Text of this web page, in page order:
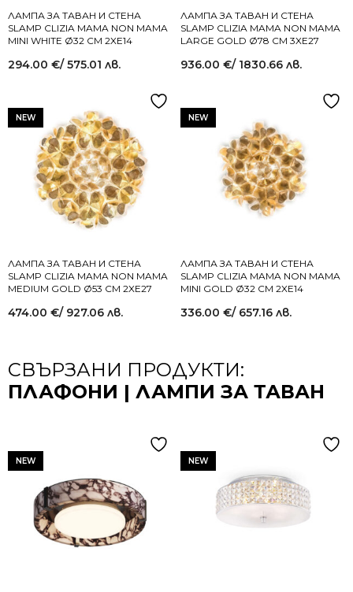
ЛАМПА ЗА ТАВАН И СТЕНА
SLAMP CLIZIA MAMA NON MAMA
MINI WHITE Ø32 СМ 2XE14
294.00 €/ 575.01 лв.
ЛАМПА ЗА ТАВАН И СТЕНА
SLAMP CLIZIA MAMA NON MAMA
LARGE GOLD Ø78 СМ 3XE27
936.00 €/ 1830.66 лв.
NEW
ЛАМПА ЗА ТАВАН И СТЕНА
SLAMP CLIZIA MAMA NON MAMA
MEDIUM GOLD Ø53 СМ 2XE27
474.00 €/ 927.06 лв.
NEW
ЛАМПА ЗА ТАВАН И СТЕНА
SLAMP CLIZIA MAMA NON MAMA
MINI GOLD Ø32 СМ 2XE14
336.00 €/ 657.16 лв.
СВЪРЗАНИ ПРОДУКТИ:
ПЛАФОНИ | ЛАМПИ ЗА ТАВАН
NEW NEW